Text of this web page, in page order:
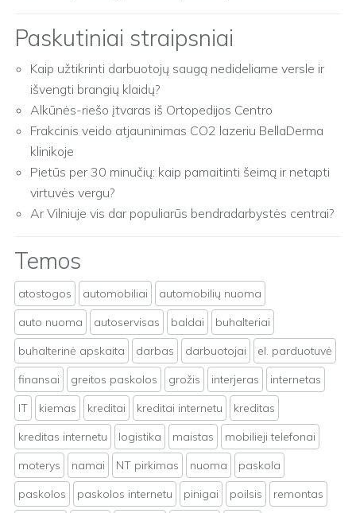
Paskutiniai straipsniai
Kaip užtikrinti darbuotojų saugą nedideliame versle ir
išvengti brangių klaidų?
Alkūnės-riešo įtvaras iš Ortopedijos Centro
Frakcinis veido atjauninimas CO2 lazeriu BellaDerma
klinikoje
Pietūs per 30 minučių: kaip pamaitinti šeimą ir netapti
virtuvės vergu?
Ar Vilniuje vis dar populiarūs bendradarbystės centrai?
Temos
atostogos automobiliai
automobilių nuoma
auto nuoma
autoservisas baldai
buhalteriai
buhalterinė apskaita
darbas darbuotojai
el. parduotuvė
finansai
greitos paskolos grožis interjeras
internetas
IT
kiemas kreditai kreditai internetu
kreditas
kreditas internetu
logistika maistas
mobilieji telefonai
moterys
namai NT pirkimas nuoma
paskola
paskolos
paskolos internetu pinigai poilsis
remontas